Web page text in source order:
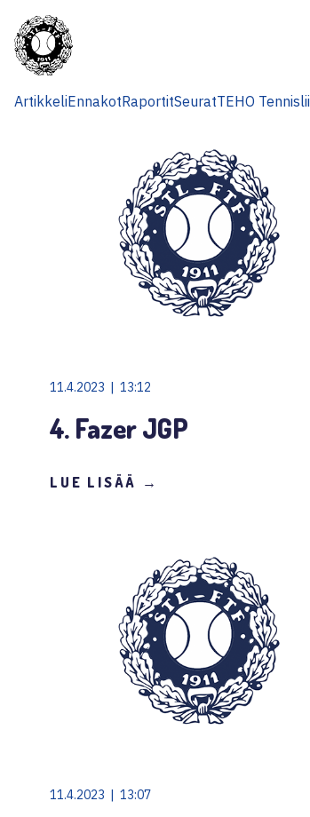
ArtikkeliEnnakotRaportitSeuratTEHO
11.4.2023 | 13:12
4. Fazer JGP
LUE LISÄÄ →
11.4.2023 | 13:07